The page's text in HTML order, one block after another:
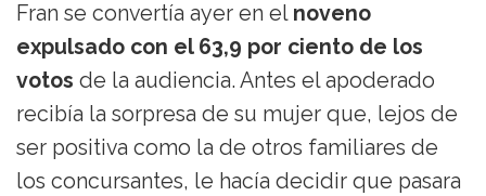
Fran se convertía ayer en el noveno
expulsado con el 63,9 por ciento de los
votos de la audiencia. Antes el apoderado
recibía la sorpresa de su mujer que, lejos de
ser positiva como la de otros familiares de
los concursantes, le hacía decidir que pasara